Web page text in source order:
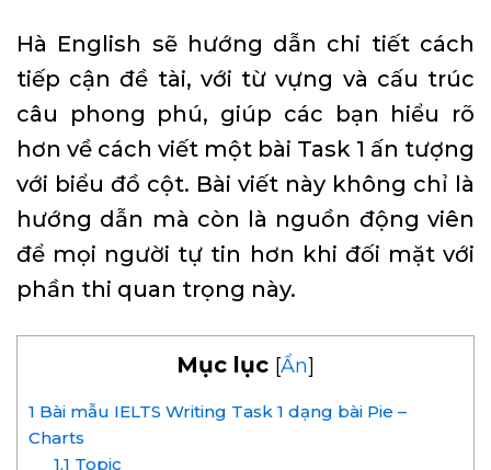
Hà English sẽ hướng dẫn chi tiết cách
tiếp cận đề tài, với từ vựng và cấu trúc
câu phong phú, giúp các bạn hiểu rõ
hơn về cách viết một bài Task 1 ấn tượng
với biểu đồ cột. Bài viết này không chỉ là
hướng dẫn mà còn là nguồn động viên
để mọi người tự tin hơn khi đối mặt với
phần thi quan trọng này.
Mục lục [Ẩn]
1 Bài mẫu IELTS Writing Task 1 dạng bài Pie –
Charts
1.1 Topic